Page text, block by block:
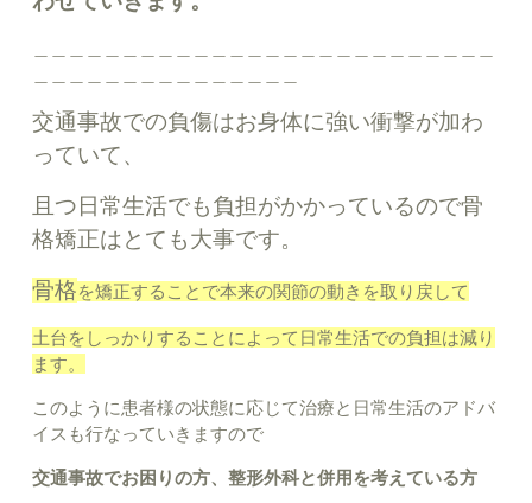
交通事故での負傷はお身体に強い衝撃が加わ
っていて、
且つ日常生活でも負担がかかっているので骨
格矯正はとても大事です。
骨格を矯正することで本来の関節の動きを取り戻して
土台をしっかりすることによって日常生活での負担は減り
ます。
このように患者様の状態に応じて治療と日常生活のアドバ
イスも行なっていきますので
交通事故でお困りの方、整形外科と併用を考えている方